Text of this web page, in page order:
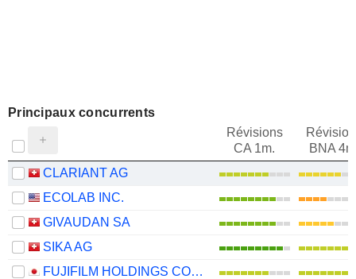
Principaux concurrents
Révisions
CA 1m.
BNA
CLARIANT AG
ECOLAB INC.
GIVAUDAN SA
SIKA AG
FUJIFILM HOLDINGS CORPORATION